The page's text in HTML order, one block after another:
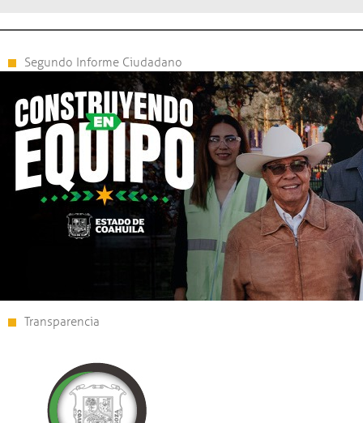
Segundo Informe Ciudadano
Transparencia